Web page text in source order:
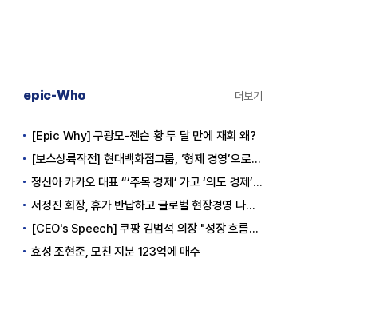
epic-Who 더보기
[Epic Why] 구광모-젠슨 황 두 달 만에 재회 왜?
[보스상륙작전] 현대백화점그룹, ‘형제 경영’으로 방향 틀었다
정신아 카카오 대표 “‘주목 경제’ 가고 ‘의도 경제’ 왔다”
서정진 회장, 휴가 반납하고 글로벌 현장경영 나선다
[CEO's Speech] 쿠팡 김범석 의장 "성장 흐름은 변하지 않았다"
효성 조현준, 모친 지분 123억에 매수